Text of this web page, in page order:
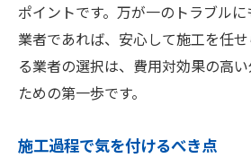
ポイントです。万が一のトラブル
業者であれば、安心して施工を任
る業者の選択は、費用対効果の高
ための第一歩です。
施工過程で気を付けるべき点